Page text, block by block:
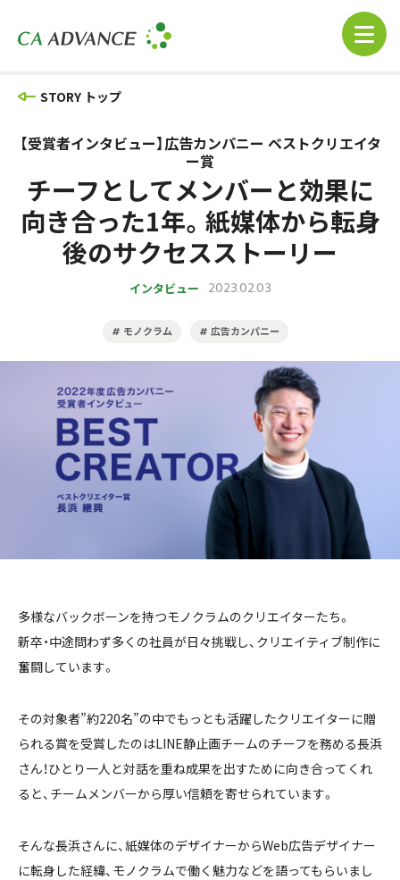
STORY トップ
【受賞者インタビュー】広告カンパニー ベストクリエイタ
ー賞
チーフとしてメンバーと効果に
向き合った1年。紙媒体から転身
後のサクセスストーリー
インタビュー 2023.02.03
# モノクラム # 広告カンパニー
多様なバックボーンを持つモノクラムのクリエイターたち。
新卒・中途問わず多くの社員が日々挑戦し、クリエイティブ制作に
奮闘しています。
その対象者”約220名”の中でもっとも活躍したクリエイターに贈
られる賞を受賞したのはLINE静止画チームのチーフを務める長浜
さん！ひとり一人と対話を重ね成果を出すために向き合ってくれ
ると、チームメンバーから厚い信頼を寄せられています。
そんな長浜さんに、紙媒体のデザイナーからWeb広告デザイナー
に転身した経緯、モノクラムで働く魅力などを語ってもらいまし